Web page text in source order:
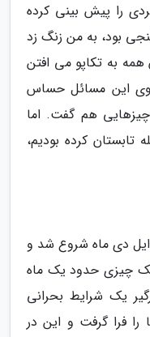
را پیش بینی کرده
بود، به من زنگ زد
به تکاپو می افتن
این مسائل حساس
هم گفت. اما
کرده بودیم،
دی ماه شروع شد و
یک چیزی حدود یک ماه
یک شرایط بحرانی
فرا گرفت و این در